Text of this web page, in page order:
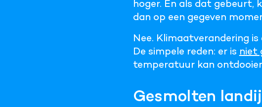
hoger. En als dat gebeurt,
dan op een gegeven
Nee. Klimaatverandering
De simpele reden: er is niet
temperatuur kan
Gesmolten